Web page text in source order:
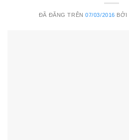
ĐÃ ĐĂNG TRÊN07/03/2016 BỞI